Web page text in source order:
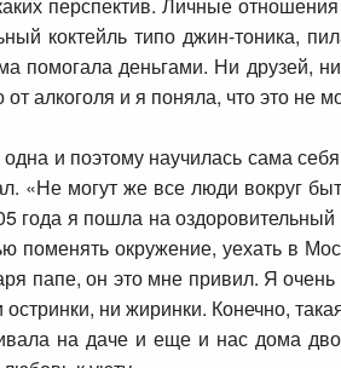
коктейль типо джин-тоника,
помогала деньгами. Ни друзей,
алкоголя и я поняла, что это не
и поэтому научилась сама
«Не могут же все люди вокруг
года я пошла на
поменять окружение, уехать в
папе, он это мне привил. Я
остринки, ни жиринки. Конечно,
на даче и еще и нас дома